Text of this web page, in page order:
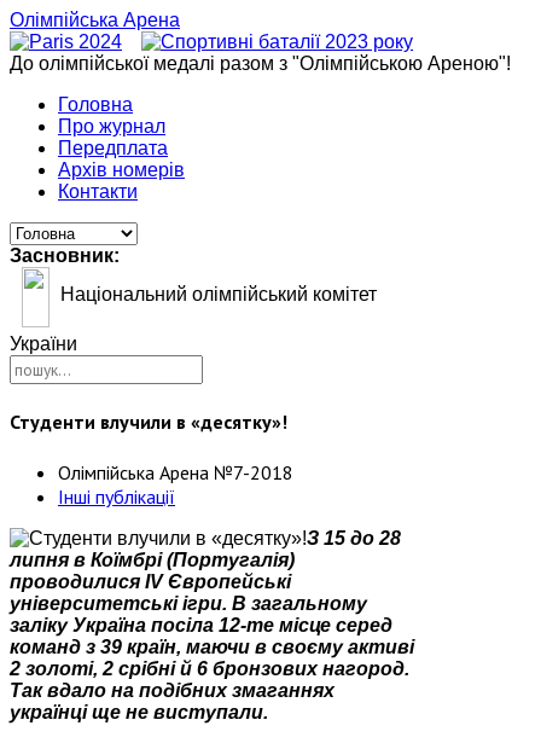
Олімпійська Арена
До олімпійської медалі разом з "Олімпійською Ареною"!
Головна
Про журнал
Передплата
Архів номерів
Контакти
Засновник:
Національний олімпійський комітет
України
Студенти влучили в «десятку»!
Олімпійська Арена №7-2018
Інші публікації
З 15 до 28
липня в Коїмбрі (Португалія)
проводилися IV Європейські
університетські ігри. В загальному
заліку Україна посіла 12-те місце серед
команд з 39 країн, маючи в своєму активі
2 золоті, 2 срібні й 6 бронзових нагород.
Так вдало на подібних змаганнях
українці ще не виступали.